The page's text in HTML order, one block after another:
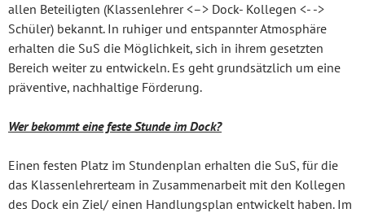
allen Beteiligten (Klassenlehrer <–> Dock- Kollegen <- ->
Schüler) bekannt. In ruhiger und entspannter Atmosphäre
erhalten die SuS die Möglichkeit, sich in ihrem gesetzten
Bereich weiter zu entwickeln. Es geht grundsätzlich um eine
präventive, nachhaltige Förderung.
Wer bekommt eine feste Stunde im Dock?
Einen festen Platz im Stundenplan erhalten die SuS, für die
das Klassenlehrerteam in Zusammenarbeit mit den Kollegen
des Dock ein Ziel/ einen Handlungsplan entwickelt haben. Im